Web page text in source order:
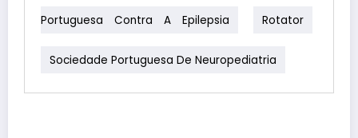
Portuguesa Contra A Epilepsia Rotator
Sociedade Portuguesa De Neuropediatria